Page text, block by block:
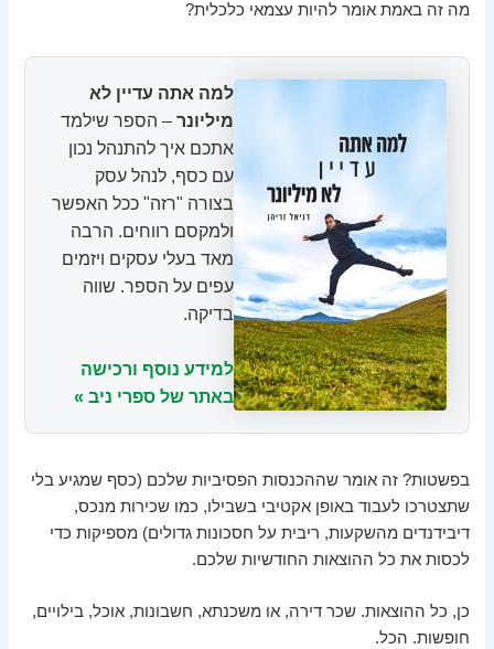
מה זה באמת אומר להיות עצמאי כלכלית?
למה אתה עדיין לא
מיליונר – הספר שילמד
אתכם איך להתנהל נכון
עם כסף, לנהל עסק
בצורה "רזה" ככל האפשר
ולמקסם רווחים. הרבה
מאד בעלי עסקים ויזמים
עפים על הספר. שווה
בדיקה.
למידע נוסף ורכישה
באתר של ספרי ניב »
בפשטות? זה אומר שההכנסות הפסיביות שלכם (כסף שמגיע בלי
שתצטרכו לעבוד באופן אקטיבי בשבילו, כמו שכירות מנכס,
דיבידנדים מהשקעות, ריבית על חסכונות גדולים) מספיקות כדי
לכסות את כל ההוצאות החודשיות שלכם.
כן, כל ההוצאות. שכר דירה, או משכנתא, חשבונות, אוכל, בילויים,
חופשות. הכל.